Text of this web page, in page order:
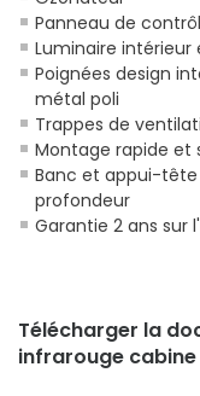
Panneau de
Luminaire intérieur
Poignées design
métal poli
Trappes de
Montage rapide et
Banc et appui-tête
profondeur
Garantie 2 ans sur
Télécharger la
infrarouge cabine